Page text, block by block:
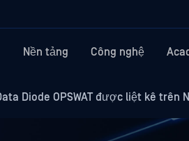
Nền tảng Công nghệ
Diode OPSWAT được liệt kê trên